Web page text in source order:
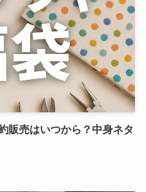
販売はいつから？中身ネタ